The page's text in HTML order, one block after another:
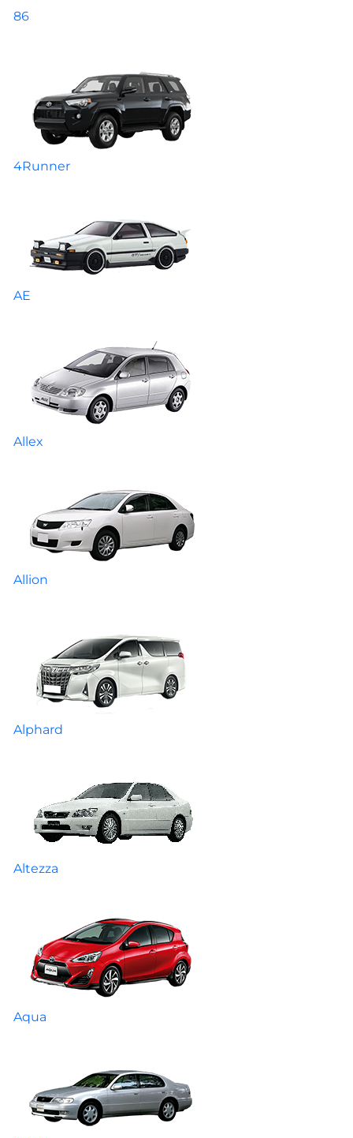
86
4Runner
AE
Allex
Allion
Alphard
Altezza
Aqua